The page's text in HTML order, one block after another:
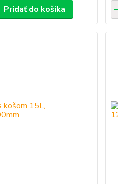
Pridať do košíka